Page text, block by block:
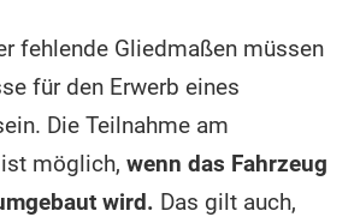
fehlende Gliedmaßen müssen
für den Erwerb eines
Die Teilnahme am
möglich, wenn das Fahrzeug
wird. Das gilt auch,